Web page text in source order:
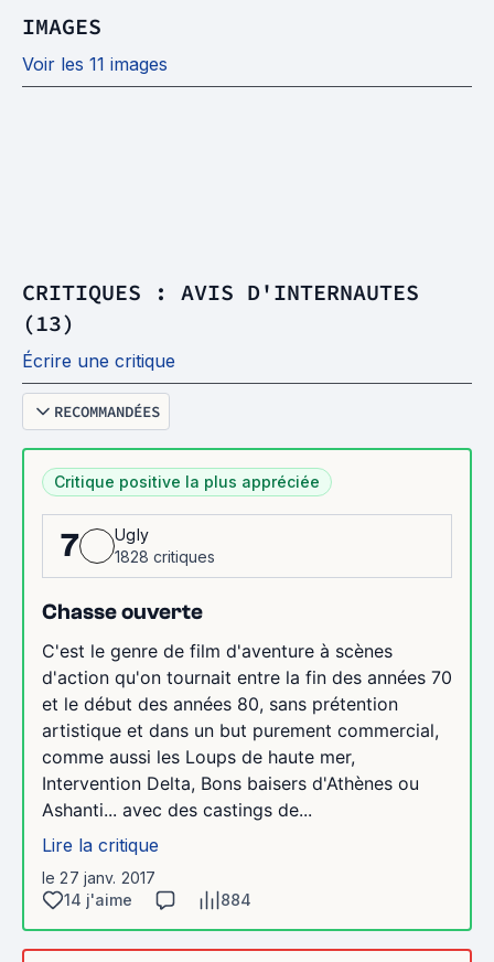
IMAGES
Voir les 11 images
CRITIQUES : AVIS D'INTERNAUTES
(13)
Écrire une critique
RECOMMANDÉES
Critique positive la plus appréciée
7
Ugly
1828 critiques
Chasse ouverte
C'est le genre de film d'aventure à scènes
d'action qu'on tournait entre la fin des années 70
et le début des années 80, sans prétention
artistique et dans un but purement commercial,
comme aussi les Loups de haute mer,
Intervention Delta, Bons baisers d'Athènes ou
Ashanti... avec des castings de...
Lire la critique
le 27 janv. 2017
14 j'aime
884